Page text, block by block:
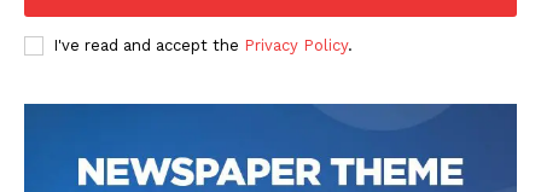
I've read and accept the Privacy Policy.